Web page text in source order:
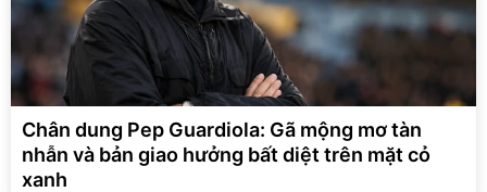
Chân dung Pep Guardiola: Gã mộng mơ tàn
nhẫn và bản giao hưởng bất diệt trên mặt cỏ
xanh